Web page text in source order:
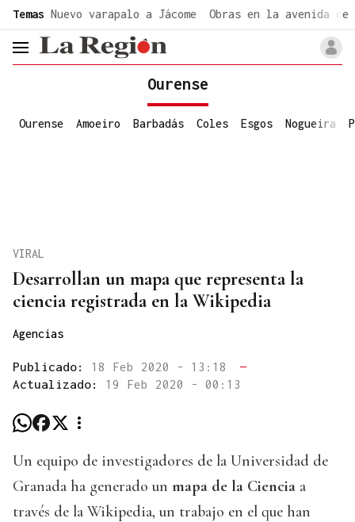
Temas Nuevo varapalo a Jácome Obras en la avenida de
header.menu.open
Ourense
Ourense Amoeiro Barbadás Coles Esgos Nogueira
Desarrollan un mapa que representa la
ciencia registrada en la Wikipedia
VIRAL
Agencias
Publicado: 18 Feb 2020 - 13:18
—
Actualizado: 19 Feb 2020 - 00:13
Un equipo de investigadores de la Universidad de
Granada ha generado un mapa de la Ciencia a
través de la Wikipedia, un trabajo en el que han